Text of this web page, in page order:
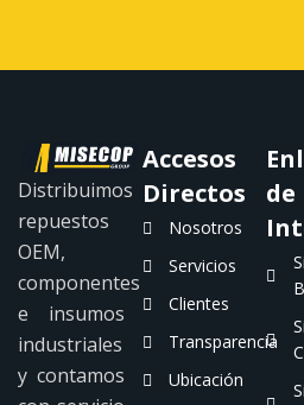
Distribuimos
repuestos
OEM,
componentes
e insumos
industriales
y contamos
Accesos
Directos
Nosotros
Servicios
Clientes
Transparencia
Ubicación
de